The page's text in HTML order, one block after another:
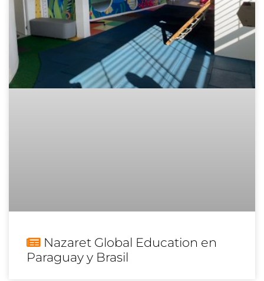
Nazaret Global Education en
Paraguay y Brasil